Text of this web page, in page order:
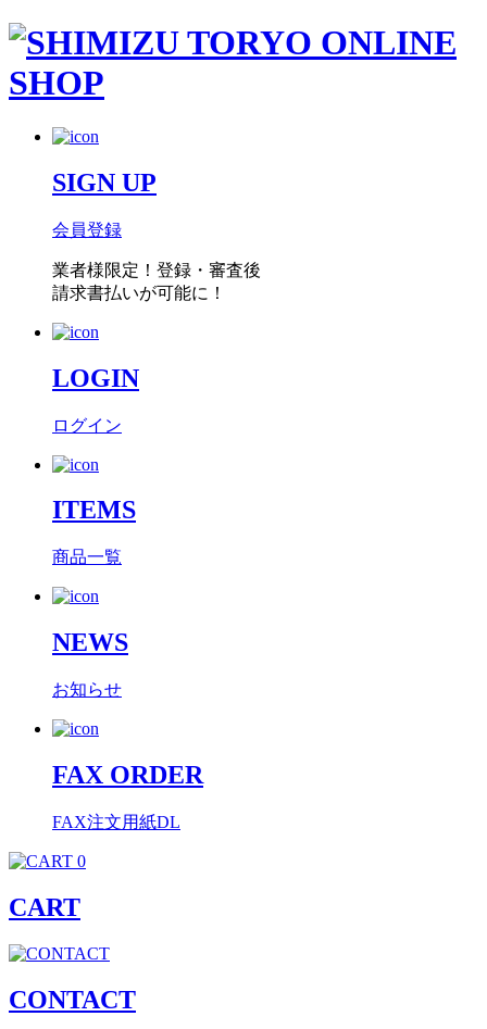
SIGN UP
会員登録
業者様限定！ 登録・審査後
請求書払いが可能に！
LOGIN
ログイン
ITEMS
商品一覧
NEWS
お知らせ
FAX ORDER
FAX注文用紙DL
0
CART
CONTACT